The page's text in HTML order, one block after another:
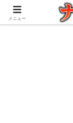
アウトドアとガ
メニュー